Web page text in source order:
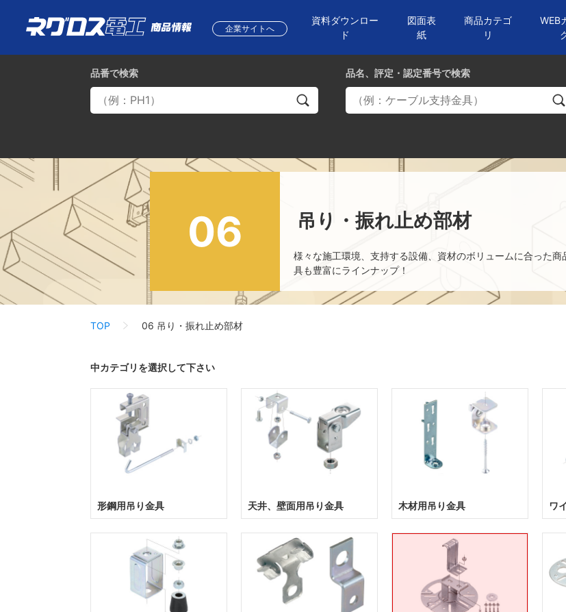
企業サイトへ
資料ダウンロー
ド
図面表
紙
商品カテゴ
リ
WEB
品番で検索 品名、評定・認定番号で検索
06 吊り・振れ止め部材
様々な施工環境、支持する設備、資材のボリュームに合った
具も豊富にラインナップ！
TOP 06 吊り・振れ止め部材
中カテゴリを選択して下さい
形鋼用吊り金具 天井、壁面用吊り金具 木材用吊り金具 ワ